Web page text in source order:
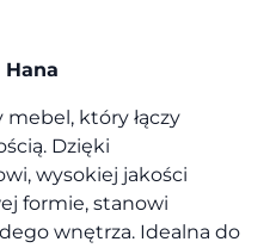
który łączy
Dzięki
wysokiej jakości
formie, stanowi
wnętrza. Idealna do